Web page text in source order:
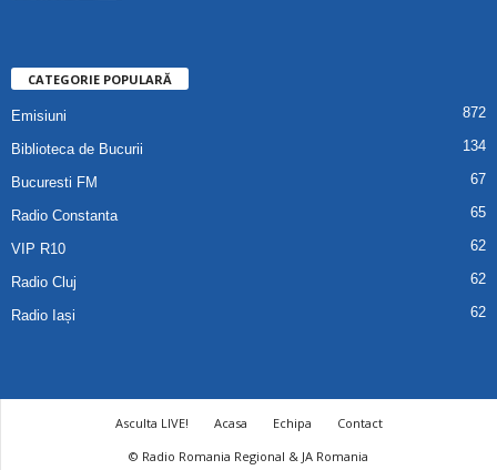
CATEGORIE POPULARĂ
Emisiuni 872
Biblioteca de Bucurii 134
Bucuresti FM 67
Radio Constanta 65
VIP R10 62
Radio Cluj 62
Radio Iași 62
Asculta LIVE! Acasa Echipa
Contact
© Radio Romania Regional & JA Romania